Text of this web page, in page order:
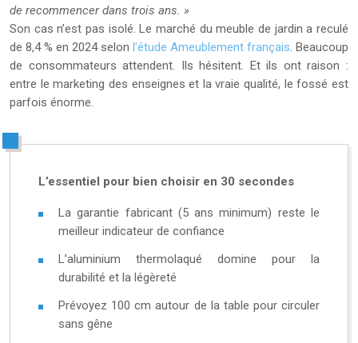
de recommencer dans trois ans. »
Son cas n’est pas isolé. Le marché du meuble de jardin a reculé
de 8,4 % en 2024 selon l’étude Ameublement français . Beaucoup
de consommateurs attendent. Ils hésitent. Et ils ont raison :
entre le marketing des enseignes et la vraie qualité, le fossé est
parfois énorme.
L’essentiel pour bien choisir en 30 secondes
La garantie fabricant (5 ans minimum) reste le
meilleur indicateur de confiance
L’aluminium thermolaqué domine pour la
durabilité et la légèreté
Prévoyez 100 cm autour de la table pour circuler
sans gêne